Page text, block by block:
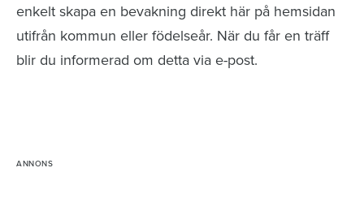
enkelt skapa en bevakning direkt här på hemsidan
utifrån kommun eller födelseår. När du får en träff
blir du informerad om detta via e-post.